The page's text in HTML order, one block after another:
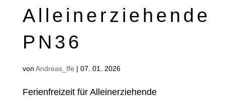
Alleinerziehende
PN36
von Andreas_ffe | 07. 01. 2026
Ferienfreizeit für Alleinerziehende